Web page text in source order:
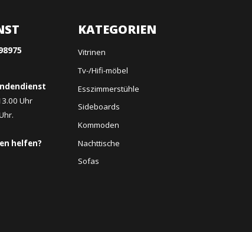
Uhr
helfen?
KATEGORIEN
Vitrinen
Tv-/Hifi-möbel
Esszimmerstühle
Sideboards
Kommoden
Nachttische
Sofas